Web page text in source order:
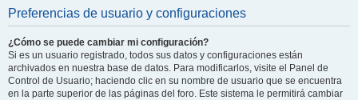
Preferencias de usuario y configuraciones
¿Cómo se puede cambiar mi configuración?
Si es un usuario registrado, todos sus datos y configuraciones están
archivados en nuestra base de datos. Para modificarlos, visite el Panel de
Control de Usuario; haciendo clic en su nombre de usuario que se encuentra
en la parte superior de las páginas del foro. Este sistema le permitirá cambiar